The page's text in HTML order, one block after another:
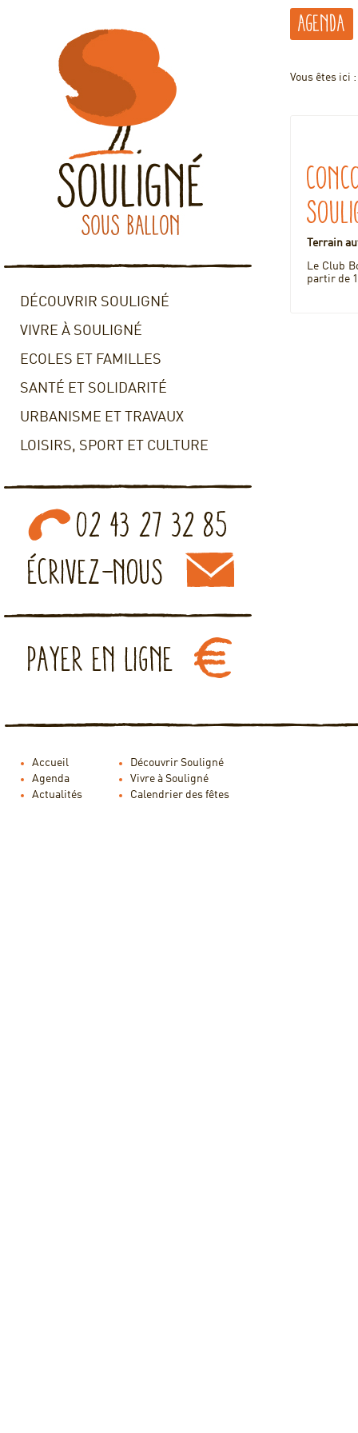
DÉCOUVRIR SOULIGNÉ
VIVRE À SOULIGNÉ
ECOLES ET FAMILLES
SANTÉ ET SOLIDARITÉ
URBANISME ET TRAVAUX
LOISIRS, SPORT ET CULTURE
Agenda
Vous êtes ici :
Terrain
Le Club
partir de
Accueil
Agenda
Actualités
Découvrir Souligné
Vivre à Souligné
Calendrier des fêtes